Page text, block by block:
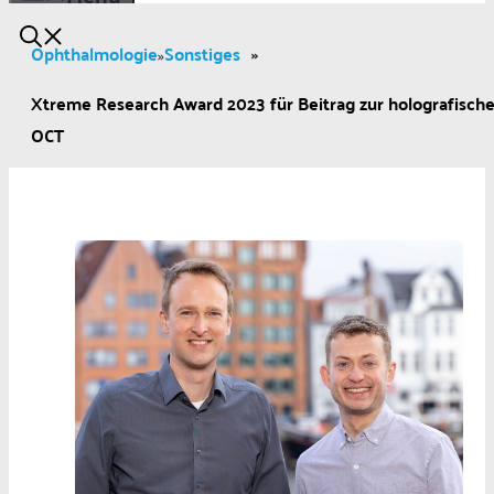
Ophthalmologie»Sonstiges »
Xtreme Research Award 2023 für Beitrag zur
OCT